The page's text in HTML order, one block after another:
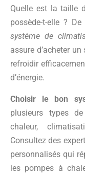
Quelle est la taille
possède-t-elle ?
système de
assure d’acheter
refroidir
d’énergie.
Choisir le bon
plusieurs types
chaleur,
Consultez des
personnalisés qui
les pompes à